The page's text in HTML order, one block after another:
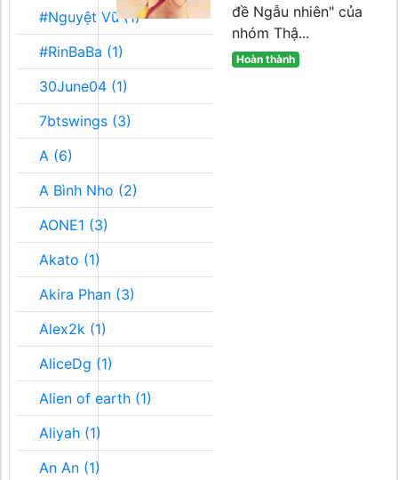
#Nguyệt Vũ (1)
#RinBaBa (1)
30June04 (1)
7btswings (3)
A (6)
A Bình Nho (2)
AONE1 (3)
Akato (1)
Akira Phan (3)
Alex2k (1)
AliceDg (1)
Alien of earth (1)
Aliyah (1)
An An (1)
đề Ngẫu nhiên" của
nhóm Thậ...
Hoàn thành